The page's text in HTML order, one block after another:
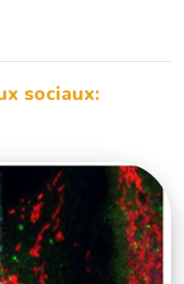
sociaux: